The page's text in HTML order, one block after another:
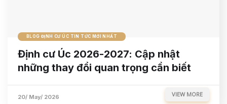
BLOG ĐỊNH CƯ ÚC TIN TỨC MỚI NHẤT
Định cư Úc 2026-2027: Cập nhật
những thay đổi quan trọng cần biết
20/ May/ 2026 VIEW MORE